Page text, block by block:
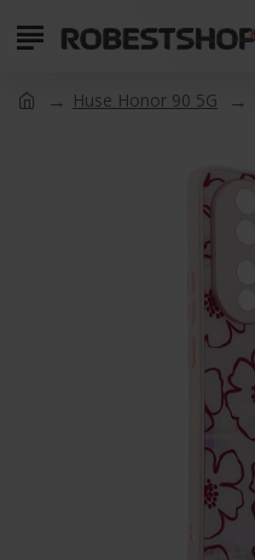
Huse Honor 90 5G